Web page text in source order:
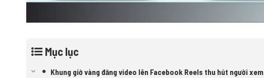
Mục lục
Khung giờ vàng đăng video lên Facebook Reels thu hút người xem